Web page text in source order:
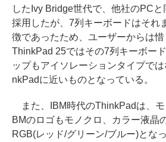
したIvy Bridge世代で、他社のPC
採用したが、7列キーボードはそれ
徴であったため、ユーザーからは惜
ThinkPad 25ではその7列キーボー
ップもアイソレーションタイプで
nkPadに近いものとなっている。
また、IBM時代のThinkPadは、モ
BMのロゴもモノクロ、カラー液晶
RGB(レッド/グリーン/ブルー)とな